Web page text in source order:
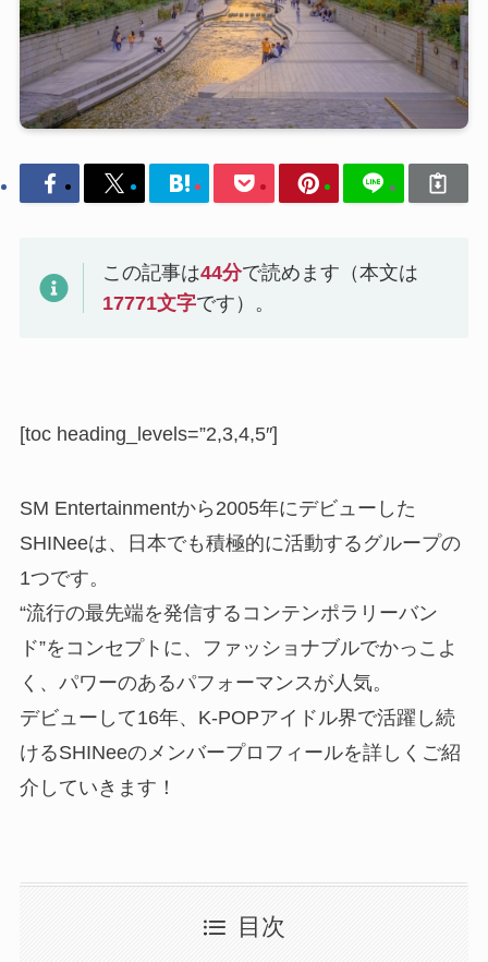
この記事は44分で読めます（本文は
17771文字です）。
[toc heading_levels=”2,3,4,5″]
SM Entertainmentから2005年にデビューした
SHINeeは、日本でも積極的に活動するグループの
1つです。
“流行の最先端を発信するコンテンポラリーバン
ド”をコンセプトに、ファッショナブルでかっこよ
く、パワーのあるパフォーマンスが人気。
デビューして16年、K-POPアイドル界で活躍し続
けるSHINeeのメンバープロフィールを詳しくご紹
介していきます！
目次